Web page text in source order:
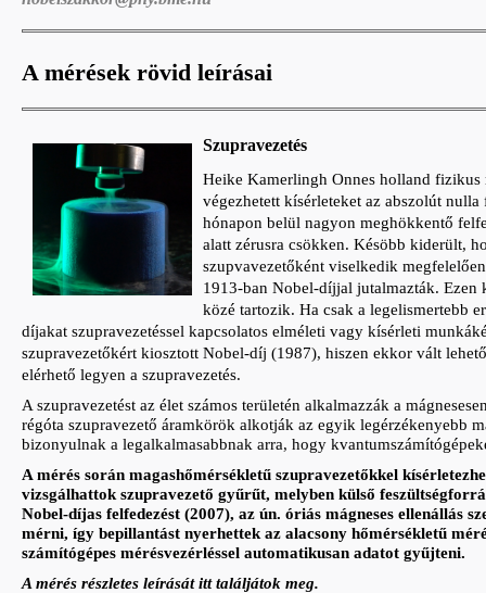
A mérések rövid leírásai
Szupravezetés
Heike Kamerlingh Onnes holland fizikus
végezhetett kísérleteket az abszolút
hónapon belül nagyon meghökkentő
alatt zérusra csökken. Késöbb kiderült,
szupvavezetőként viselkedik
1913-ban Nobel-díjjal jutalmazták. Ezen
közé tartozik. Ha csak a legelismertebb
díjakat szupravezetéssel kapcsolatos elméleti vagy kísérleti
szupravezetőkért kiosztott Nobel-díj (1987), hiszen ekkor vált
elérhető legyen a szupravezetés.
A szupravezetést az élet számos területén alkalmazzák a
régóta szupravezető áramkörök alkotják az egyik legérzékenyebb
bizonyulnak a legalkalmasabbnak arra, hogy
A mérés során magashőmérsékletű szupravezetőkkel
vizsgálhattok szupravezető gyűrűt, melyben külső
Nobel-díjas felfedezést (2007), az ún. óriás mágneses ellenállás
mérni, így bepillantást nyerhettek az alacsony hőmérsékletű
számítógépes mérésvezérléssel automatikusan adatot gyűjteni.
A mérés részletes leírását itt találjátok meg.